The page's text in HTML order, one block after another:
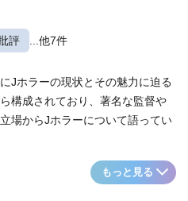
評 ...他7件
Jホラーの現状とその魅力に迫る
構成されており、著名な監督や
場からJホラーについて語ってい
もっと見る